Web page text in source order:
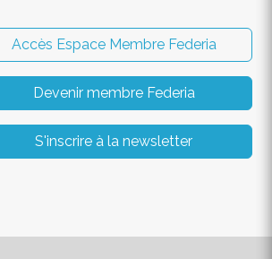
Accès Espace Membre Federia
Devenir membre Federia
S'inscrire à la newsletter